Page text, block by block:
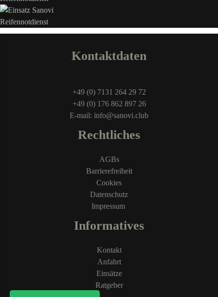
Kontaktdaten
+49 (0) 7131 264 29 72
+49 (0) 176 862 897 26
E-mail: info@sanovi.club
Rechtliches
AGBs
Barrierefreiheit
Cookies
Datenschutz
Impressum
Informatives
Kontakt
Anfahrt
Einsätze
Ratgeber